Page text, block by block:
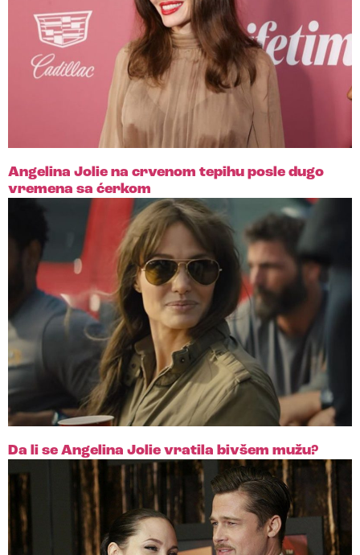
Angelina Jolie na crvenom tepihu posle dugo
vremena sa ćerkom
Da li se Angelina Jolie vratila bivšem mužu?